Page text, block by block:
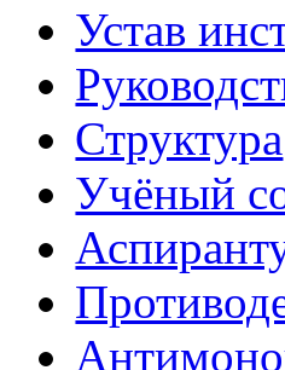
Устав
Структура
Учёный